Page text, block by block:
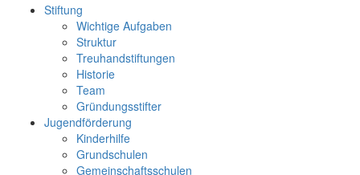
Stiftung
Wichtige Aufgaben
Struktur
Treuhandstiftungen
Historie
Team
Gründungsstifter
Jugendförderung
Kinderhilfe
Grundschulen
Gemeinschaftsschulen